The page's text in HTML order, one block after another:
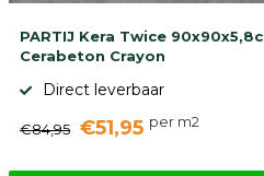
PARTIJ Kera Twice
Cerabeton Crayon
Direct leverbaar
€84,95 €51,95 per m2